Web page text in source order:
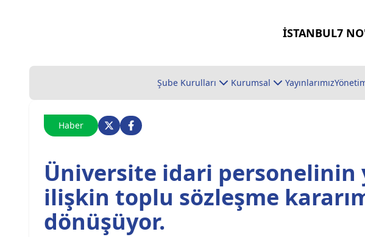
İSTANBUL7
Şube Kurulları Kurumsal Yayınlarımız
Haber
Üniversite idari personelinin
ilişkin toplu sözleşme
dönüşüyor.